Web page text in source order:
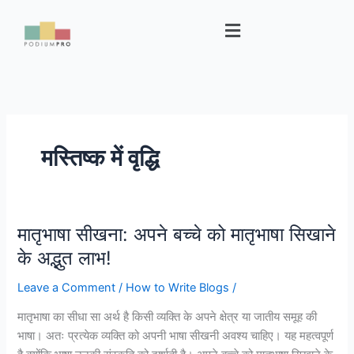
content
Menu
मस्तिष्क में वृद्धि
मातृभाषा सीखना: अपने बच्चे को मातृभाषा सिखाने
के अद्भुत लाभ!
Leave a Comment / How to Write Blogs /
मातृभाषा का सीधा सा अर्थ है किसी व्यक्ति के अपने क्षेत्र या जातीय समूह की
भाषा। अतः प्रत्येक व्यक्ति को अपनी भाषा सीखनी अवश्य चाहिए। यह महत्वपूर्ण
मातृभाषा
सीखना:
अपने
बच्चे
मातृभाषा
सिखाने